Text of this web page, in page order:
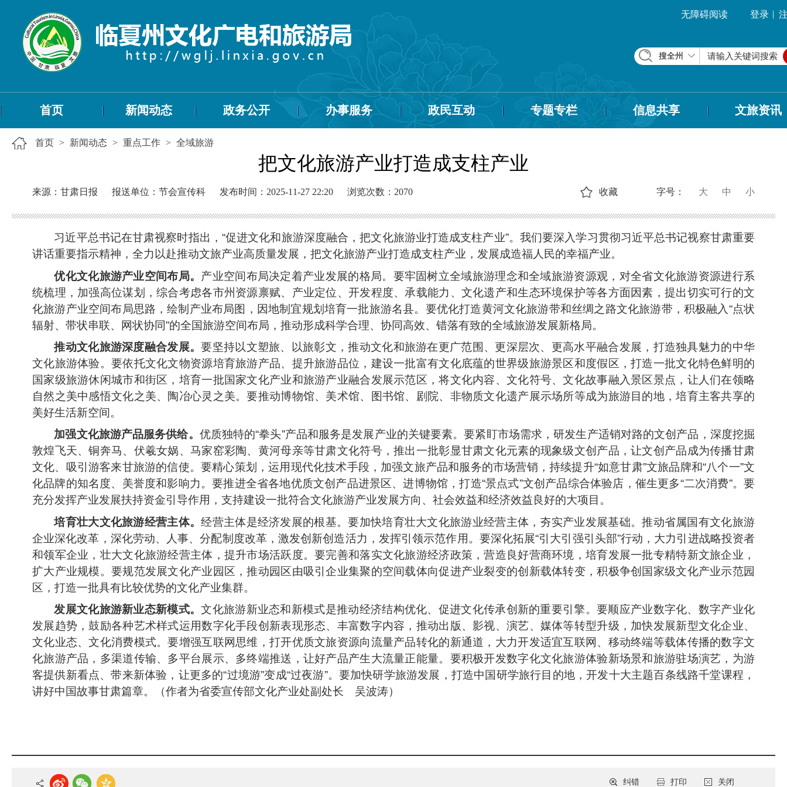
无障碍阅读 登录 |
搜全州
首页 新闻动态 政务公开 办事服务 政民互动 专题专栏 信息共享 文旅资讯
首页 > 新闻动态 > 重点工作 > 全域旅游
把文化旅游产业打造成支柱产业
来源：甘肃日报 报送单位：节会宣传科 发布时间：2025-11-27 22:20 浏览次数： 2070 字号： 大 中 小
收藏
习近平总书记在甘肃视察时指出，“促进文化和旅游深度融合，把文化旅游业打造成支柱产业”。我们要深入学习贯彻习近平总书记视察甘肃重要
讲话重要指示精神，全力以赴推动文旅产业高质量发展，把文化旅游产业打造成支柱产业，发展成造福人民的幸福产业。
优化文化旅游产业空间布局。 产业空间布局决定着产业发展的格局。要牢固树立全域旅游理念和全域旅游资源观，对全省文化旅游资源进行系
统梳理，加强高位谋划，综合考虑各市州资源禀赋、产业定位、开发程度、承载能力、文化遗产和生态环境保护等各方面因素，提出切实可行的文
化旅游产业空间布局思路，绘制产业布局图，因地制宜规划培育一批旅游名县。要优化打造黄河文化旅游带和丝绸之路文化旅游带，积极融入“点状
辐射、带状串联、网状协同”的全国旅游空间布局，推动形成科学合理、协同高效、错落有致的全域旅游发展新格局。
推动文化旅游深度融合发展。要坚持以文塑旅、以旅彰文，推动文化和旅游在更广范围、更深层次、更高水平融合发展，打造独具魅力的中华
文化旅游体验。要依托文化文物资源培育旅游产品、提升旅游品位，建设一批富有文化底蕴的世界级旅游景区和度假区，打造一批文化特色鲜明的
国家级旅游休闲城市和街区，培育一批国家文化产业和旅游产业融合发展示范区，将文化内容、文化符号、文化故事融入景区景点，让人们在领略
自然之美中感悟文化之美、陶冶心灵之美。要推动博物馆、美术馆、图书馆、剧院、非物质文化遗产展示场所等成为旅游目的地，培育主客共享的
美好生活新空间。
加强文化旅游产品服务供给。 优质独特的“拳头”产品和服务是发展产业的关键要素。要紧盯市场需求，研发生产适销对路的文创产品，深度挖掘
敦煌飞天、铜奔马、伏羲女娲、马家窑彩陶、黄河母亲等甘肃文化符号，推出一批彰显甘肃文化元素的现象级文创产品，让文创产品成为传播甘肃
文化、吸引游客来甘旅游的信使。要精心策划，运用现代化技术手段，加强文旅产品和服务的市场营销，持续提升“如意甘肃”文旅品牌和“八个一”文
化品牌的知名度、美誉度和影响力。要推进全省各地优质文创产品进景区、进博物馆，打造“景点式”文创产品综合体验店，催生更多“二次消费”。要
充分发挥产业发展扶持资金引导作用，支持建设一批符合文化旅游产业发展方向、社会效益和经济效益良好的大项目。
培育壮大文化旅游经营主体。经营主体是经济发展的根基。要加快培育壮大文化旅游业经营主体，夯实产业发展基础。推动省属国有文化旅游
企业深化改革，深化劳动、人事、分配制度改革，激发创新创造活力，发挥引领示范作用。要深化拓展“引大引强引头部”行动，大力引进战略投资者
和领军企业，壮大文化旅游经营主体，提升市场活跃度。要完善和落实文化旅游经济政策，营造良好营商环境，培育发展一批专精特新文旅企业，
扩大产业规模。要规范发展文化产业园区，推动园区由吸引企业集聚的空间载体向促进产业裂变的创新载体转变，积极争创国家级文化产业示范园
区，打造一批具有比较优势的文化产业集群。
发展文化旅游新业态新模式。文化旅游新业态和新模式是推动经济结构优化、促进文化传承创新的重要引擎。要顺应产业数字化、数字产业化
发展趋势，鼓励各种艺术样式运用数字化手段创新表现形态、丰富数字内容，推动出版、影视、演艺、媒体等转型升级，加快发展新型文化企业、
文化业态、文化消费模式。要增强互联网思维，打开优质文旅资源向流量产品转化的新通道，大力开发适宜互联网、移动终端等载体传播的数字文
化旅游产品，多渠道传输、多平台展示、多终端推送，让好产品产生大流量正能量。要积极开发数字化文化旅游体验新场景和旅游驻场演艺，为游
客提供新看点、带来新体验，让更多的“过境游”变成“过夜游”。要加快研学旅游发展，打造中国研学旅行目的地，开发十大主题百条线路千堂课程，
讲好中国故事甘肃篇章。（作者为省委宣传部文化产业处副处长 吴波涛）
关闭
打印
纠错